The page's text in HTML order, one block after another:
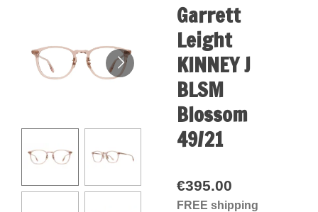
Garrett
Leight
KINNEY J
BLSM
Blossom
49/21
€395.00
FREE shipping